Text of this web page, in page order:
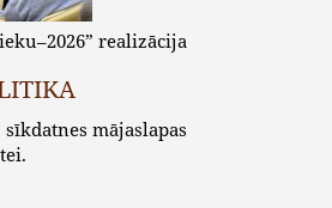
realizācija
mājaslapas